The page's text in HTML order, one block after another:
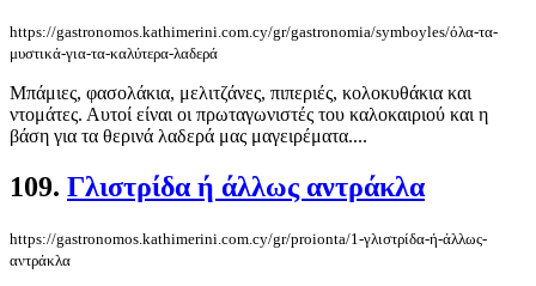
https://gastronomos.kathimerini.com.cy/gr/gastronomia/symboyles/όλα-τα-
μυστικά-για-τα-καλύτερα-λαδερά
Μπάμιες, φασολάκια, μελιτζάνες, πιπεριές, κολοκυθάκια και
ντομάτες. Αυτοί είναι οι πρωταγωνιστές του καλοκαιριού και η
βάση για τα θερινά λαδερά μας μαγειρέματα....
109. Γλιστρίδα ή άλλως αντράκλα
https://gastronomos.kathimerini.com.cy/gr/proionta/1-γλιστρίδα-ή-άλλως-
αντράκλα